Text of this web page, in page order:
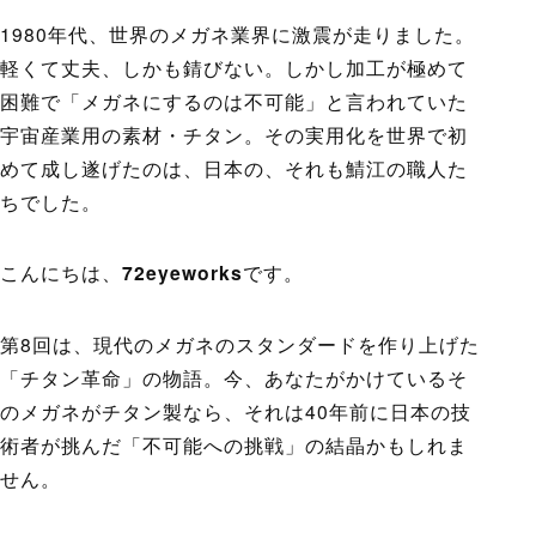
1980年代、世界のメガネ業界に激震が走りました。
軽くて丈夫、しかも錆びない。しかし加工が極めて
困難で「メガネにするのは不可能」と言われていた
宇宙産業用の素材・チタン。その実用化を世界で初
めて成し遂げたのは、日本の、それも鯖江の職人た
ちでした。
こんにちは、 72eyeworksです。
第8回は、現代のメガネのスタンダードを作り上げた
「チタン革命」の物語。今、あなたがかけているそ
のメガネがチタン製なら、それは40年前に日本の技
術者が挑んだ「不可能への挑戦」の結晶かもしれま
せん。